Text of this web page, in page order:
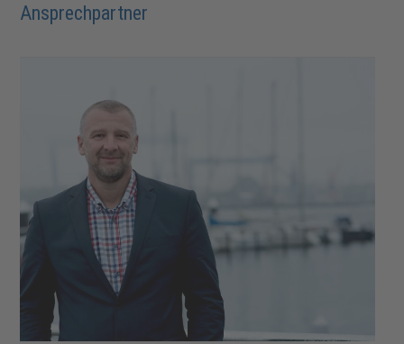
Ansprechpartner